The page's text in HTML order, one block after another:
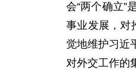
会“两个确立”
事业发展，对
觉地维护习近
对外交工作的